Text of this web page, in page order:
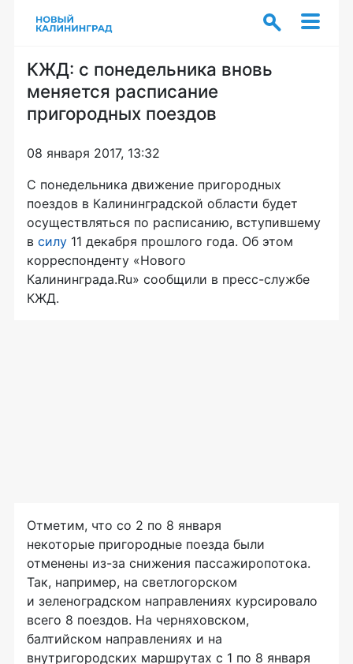
КЖД: с понедельника вновь
меняется расписание
пригородных поездов
08 января 2017, 13:32
С понедельника движение пригородных
поездов в Калининградской области будет
осуществляться по расписанию, вступившему
в силу 11 декабря прошлого года. Об этом
корреспонденту «Нового
Калининграда.Ru» сообщили в пресс-службе
КЖД.
Отметим, что со 2 по 8 января
некоторые пригородные поезда были
отменены из-за снижения пассажиропотока.
Так, например, на светлогорском
и зеленоградском направлениях курсировало
всего 8 поездов. На черняховском,
балтийском направлениях и на
внутригородских маршрутах с 1 по 8 января